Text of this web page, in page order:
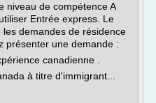
niveau de compétence A
Entrée express. Le
demandes de résidence
présenter une demande :
canadienne .
à titre d'immigrant...